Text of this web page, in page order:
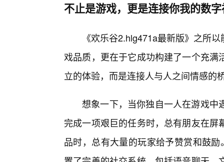
不止是游戏，更是连接你我的数
《欢乐谷2.hlg471a最新版》之所
戏品质，更在于它成功构建了一个充
立的体验，而是连接人与人之间情感的
想象一下，当你独自一人在游戏中
完成一项艰巨的任务时，总有朋友在
品时，总有大量的玩家给予赞赏和鼓